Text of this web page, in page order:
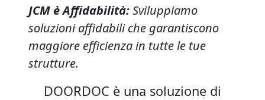
JCM è Affidabilità:Sviluppiamo
soluzioni affidabili che garantiscono
maggiore efficienza in tutte le tue
strutture.
DOORDOC è una soluzione di